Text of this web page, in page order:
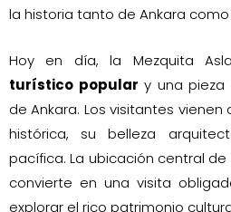
la historia tanto de Ankara
Hoy en día, la Mezquita
turístico popular y una pieza
de Ankara. Los visitantes
histórica, su belleza
pacífica. La ubicación central
convierte en una visita
explorar el rico patrimonio